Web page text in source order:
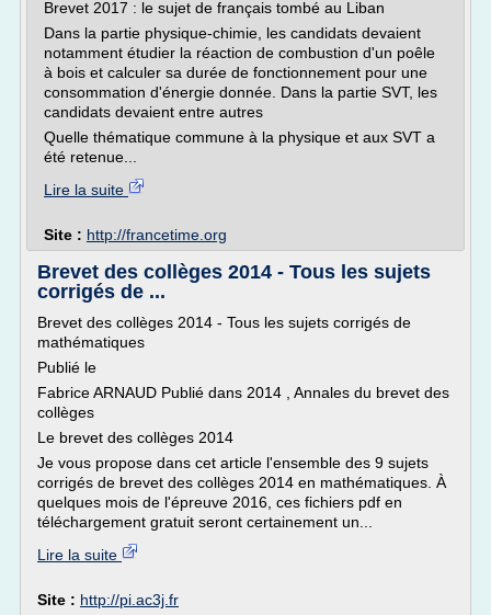
Brevet 2017 : le sujet de français tombé au Liban
Dans la partie physique-chimie, les candidats devaient
notamment étudier la réaction de combustion d'un poêle
à bois et calculer sa durée de fonctionnement pour une
consommation d'énergie donnée. Dans la partie SVT, les
candidats devaient entre autres
Quelle thématique commune à la physique et aux SVT a
été retenue...
Lire la suite
Site : http://francetime.org
Brevet des collèges 2014 - Tous les sujets
corrigés de ...
Brevet des collèges 2014 - Tous les sujets corrigés de
mathématiques
Publié le
Fabrice ARNAUD Publié dans 2014 , Annales du brevet des
collèges
Le brevet des collèges 2014
Je vous propose dans cet article l'ensemble des 9 sujets
corrigés de brevet des collèges 2014 en mathématiques. À
quelques mois de l'épreuve 2016, ces fichiers pdf en
téléchargement gratuit seront certainement un...
Lire la suite
Site : http://pi.ac3j.fr